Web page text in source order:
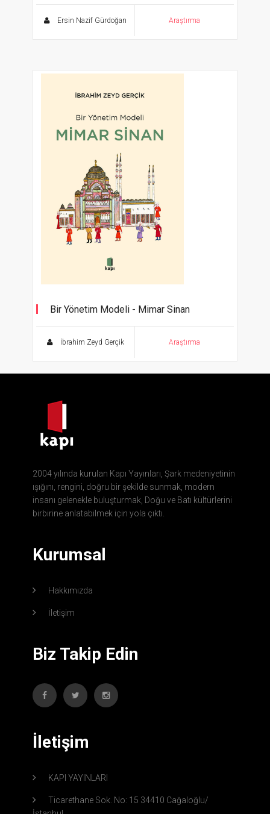
Ersin Nazif Gürdoğan Araştırma
Bir Yönetim Modeli - Mimar Sinan
İbrahim Zeyd Gerçik Araştırma
2004 yılında kurulan Kapı Yayınları, Şark medeniyetinin
ışığını, rengini, doğru bir şekilde sunmak, modern
insanı gelenekle buluşturmak, Doğu ve Batı kültürlerini
birbirine anlatabilmek için yola çıktı.
Kurumsal
Hakkımızda
İletişim
Biz Takip Edin
İletişim
KAPI YAYINLARI
Ticarethane Sok. No: 15 34410 Cağaloğlu/